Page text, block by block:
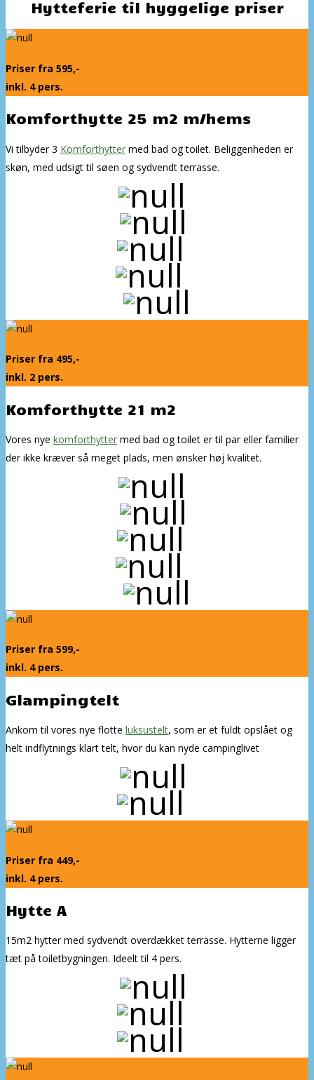
Hytteferie til hyggelige priser
Priser fra 595,-
inkl. 4 pers.
Komforthytte 25 m2 m/hems
Vi tilbyder 3 Komforthytter med bad og toilet. Beliggenheden er
skøn, med udsigt til søen og sydvendt terrasse.
Priser fra 495,-
inkl. 2 pers.
Komforthytte 21 m2
Vores nye komforthytter med bad og toilet er til par eller familier
der ikke kræver så meget plads, men ønsker høj kvalitet.
Priser fra 599,-
inkl. 4 pers.
Glampingtelt
Ankom til vores nye flotte luksustelt, som er et fuldt opslået og
helt indflytnings klart telt, hvor du kan nyde campinglivet
Priser fra 449,-
inkl. 4 pers.
Hytte A
15m2 hytter med sydvendt overdækket terrasse. Hytterne ligger
tæt på toiletbygningen. Ideelt til 4 pers.